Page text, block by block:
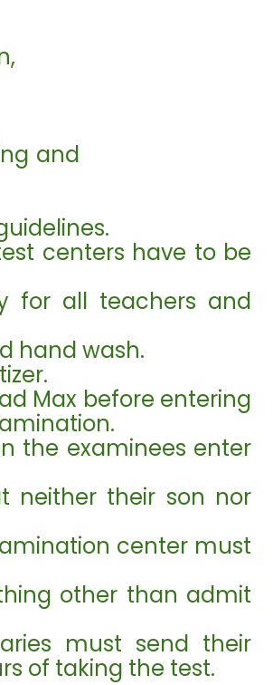
Nutrition,
Costing and
centers have to be
for all teachers and
hand wash.
Max before entering
the examinees enter
neither their son nor
center must
other than admit
must send their
of taking the test.